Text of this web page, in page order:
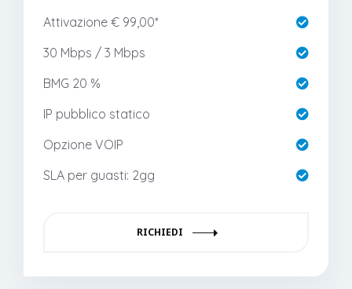
Attivazione € 99,00*
30 Mbps / 3 Mbps
BMG 20 %
IP pubblico statico
Opzione VOIP
SLA per guasti: 2gg
RICHIEDI